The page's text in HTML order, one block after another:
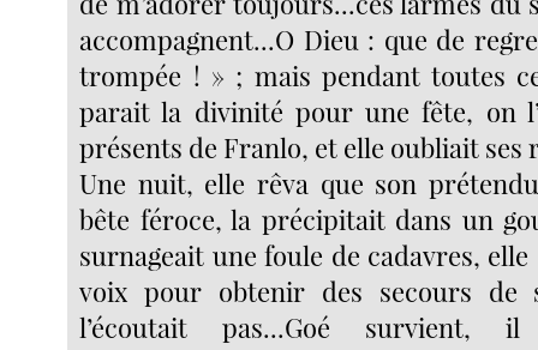
accompagnent...O Dieu : que de
trompée ! » ; mais pendant toutes
parait la divinité pour une fête, on
présents de Franlo, et elle oubliait ses
Une nuit, elle rêva que son
bête féroce, la précipitait dans un
surnageait une foule de cadavres,
voix pour obtenir des secours
l’écoutait pas...Goé